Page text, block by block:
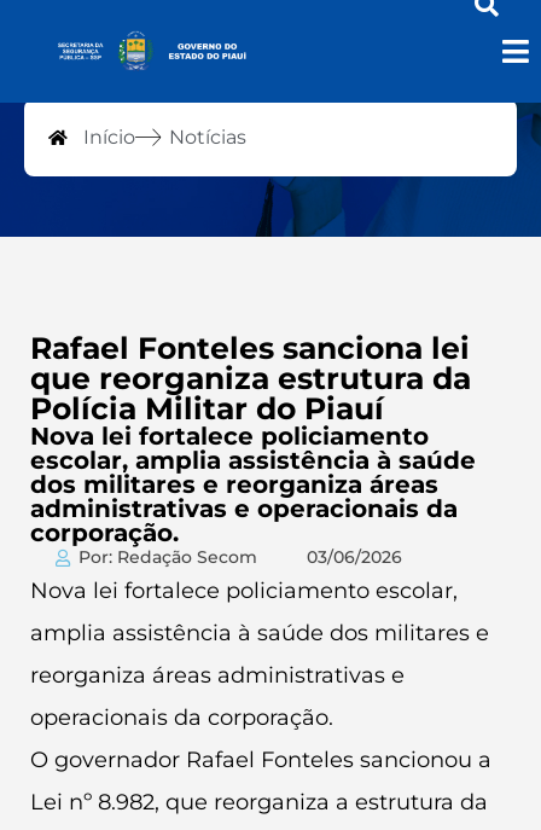
Notícias
Início Notícias
Rafael Fonteles sanciona lei
que reorganiza estrutura da
Polícia Militar do Piauí
Nova lei fortalece policiamento
escolar, amplia assistência à saúde
dos militares e reorganiza áreas
administrativas e operacionais da
corporação.
Por: Redação Secom 03/06/2026
Nova lei fortalece policiamento escolar,
amplia assistência à saúde dos militares e
reorganiza áreas administrativas e
operacionais da corporação.
O governador Rafael Fonteles sancionou a
Lei nº 8.982, que reorganiza a estrutura da